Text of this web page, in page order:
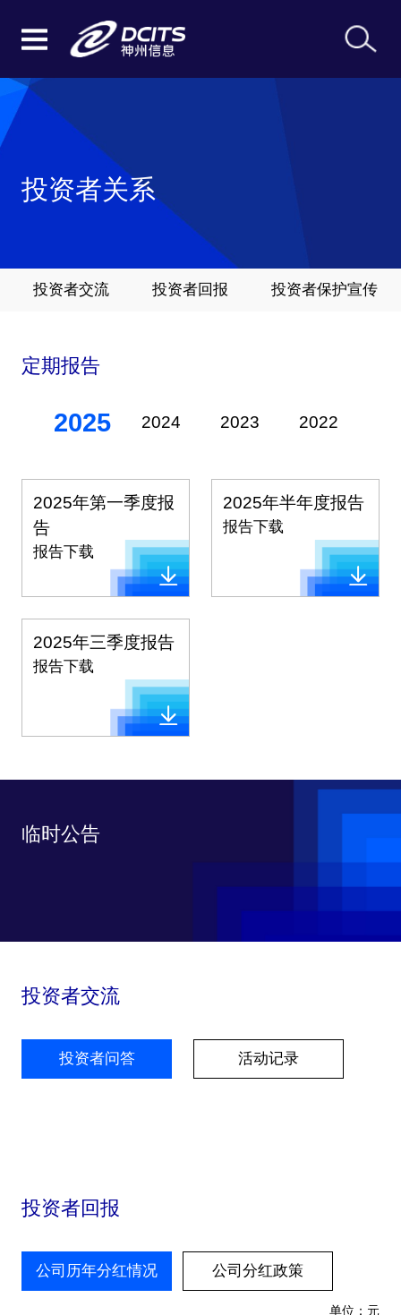
投资者关系
投资者交流 投资者回报 投资者保护宣传
定期报告
2025 2024 2023 2022
2025年第一季度报
告
报告下载
2025年半年度报告
报告下载
2025年三季度报告
报告下载
临时公告
投资者交流
投资者问答 活动记录
投资者回报
公司历年分红情况 公司分红政策
单位：元